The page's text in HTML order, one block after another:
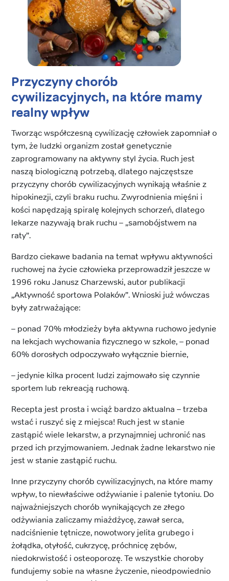
Przyczyny chorób
cywilizacyjnych, na które mamy
realny wpływ
Tworząc współczesną cywilizację człowiek zapomniał o
tym, że ludzki organizm został genetycznie
zaprogramowany na aktywny styl życia. Ruch jest
naszą biologiczną potrzebą, dlatego najczęstsze
przyczyny chorób cywilizacyjnych wynikają właśnie z
hipokinezji, czyli braku ruchu. Zwyrodnienia mięśni i
kości napędzają spiralę kolejnych schorzeń, dlatego
lekarze nazywają brak ruchu – „samobójstwem na
raty”.
Bardzo ciekawe badania na temat wpływu aktywności
ruchowej na życie człowieka przeprowadził jeszcze w
1996 roku Janusz Charzewski, autor publikacji
„Aktywność sportowa Polaków”. Wnioski już wówczas
były zatrważające:
– ponad 70% młodzieży była aktywna ruchowo jedynie
na lekcjach wychowania fizycznego w szkole, – ponad
60% dorosłych odpoczywało wyłącznie biernie,
– jedynie kilka procent ludzi zajmowało się czynnie
sportem lub rekreacją ruchową.
Recepta jest prosta i wciąż bardzo aktualna – trzeba
wstać i ruszyć się z miejsca! Ruch jest w stanie
zastąpić wiele lekarstw, a przynajmniej uchronić nas
przed ich przyjmowaniem. Jednak żadne lekarstwo nie
jest w stanie zastąpić ruchu.
Inne przyczyny chorób cywilizacyjnych, na które mamy
wpływ, to niewłaściwe odżywianie i palenie tytoniu. Do
najważniejszych chorób wynikających ze złego
odżywiania zaliczamy miażdżycę, zawał serca,
nadciśnienie tętnicze, nowotwory jelita grubego i
żołądka, otyłość, cukrzycę, próchnicę zębów,
niedokrwistość i osteoporozę. Te wszystkie choroby
fundujemy sobie na własne życzenie, nieodpowiednio